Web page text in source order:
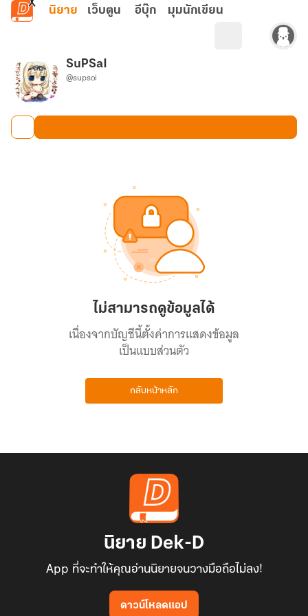
ข้ามไปยังเนื้อหาหลัก
นิยาย เว็บตูน อีบุ๊ก มุมนักเขียน
SuPSaI
@supsoi
ไม่สามารถดูข้อมูลได้
เนื่องจากบัญชีนี้ตั้งค่าการแสดงข้อมูล
เป็นแบบส่วนตัว
กลับหน้าหลัก
นิยาย Dek-D
App ที่จะทำให้คุณอ่านนิยายจนวางมือถือไม่ลง!
ดาวน์โหลดแอป